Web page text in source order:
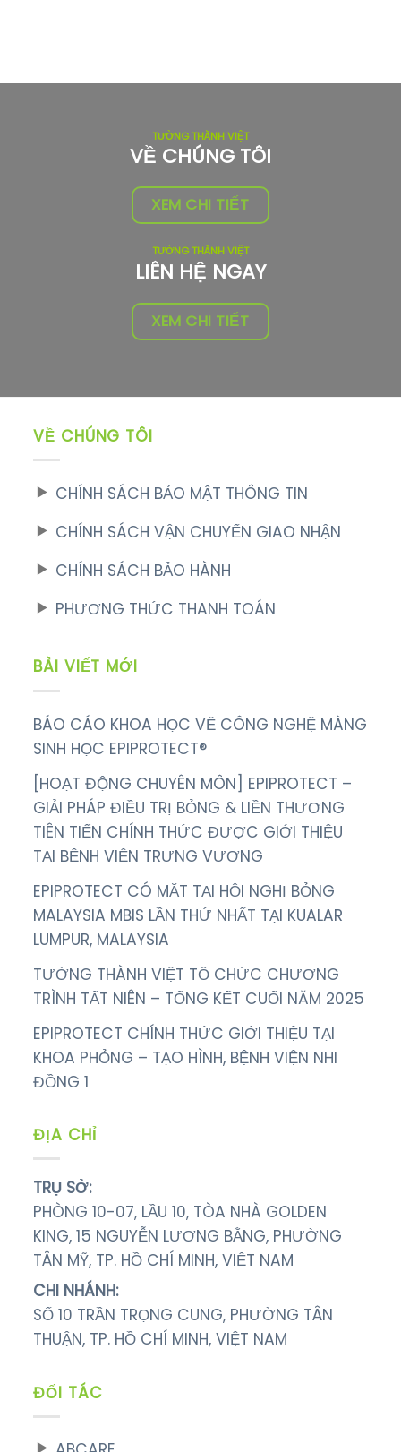
TƯỜNG THÀNH VIỆT
VỀ CHÚNG TÔI
XEM CHI TIẾT
TƯỜNG THÀNH VIỆT
LIÊN HỆ NGAY
XEM CHI TIẾT
VỀ CHÚNG TÔI
CHÍNH SÁCH BẢO MẬT THÔNG TIN
CHÍNH SÁCH VẬN CHUYỂN GIAO NHẬN
CHÍNH SÁCH BẢO HÀNH
PHƯƠNG THỨC THANH TOÁN
BÀI VIẾT MỚI
BÁO CÁO KHOA HỌC VỀ CÔNG NGHỆ MÀNG
SINH HỌC EPIPROTECT®
[HOẠT ĐỘNG CHUYÊN MÔN] EPIPROTECT –
GIẢI PHÁP ĐIỀU TRỊ BỎNG & LIỀN THƯƠNG
TIÊN TIẾN CHÍNH THỨC ĐƯỢC GIỚI THIỆU
TẠI BỆNH VIỆN TRƯNG VƯƠNG
EPIPROTECT CÓ MẶT TẠI HỘI NGHỊ BỎNG
MALAYSIA MBIS LẦN THỨ NHẤT TẠI KUALAR
LUMPUR, MALAYSIA
TƯỜNG THÀNH VIỆT TỔ CHỨC CHƯƠNG
TRÌNH TẤT NIÊN – TỔNG KẾT CUỐI NĂM 2025
EPIPROTECT CHÍNH THỨC GIỚI THIỆU TẠI
KHOA PHỎNG – TẠO HÌNH, BỆNH VIỆN NHI
ĐỒNG 1
ĐỊA CHỈ
TRỤ SỞ:
PHÒNG 10-07, LẦU 10, TÒA NHÀ GOLDEN
KING, 15 NGUYỄN LƯƠNG BẰNG, PHƯỜNG
TÂN MỸ, TP. HỒ CHÍ MINH, VIỆT NAM
CHI NHÁNH:
SỐ 10 TRẦN TRỌNG CUNG, PHƯỜNG TÂN
THUẬN, TP. HỒ CHÍ MINH, VIỆT NAM
ĐỐI TÁC